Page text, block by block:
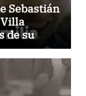
Sebastián
de su